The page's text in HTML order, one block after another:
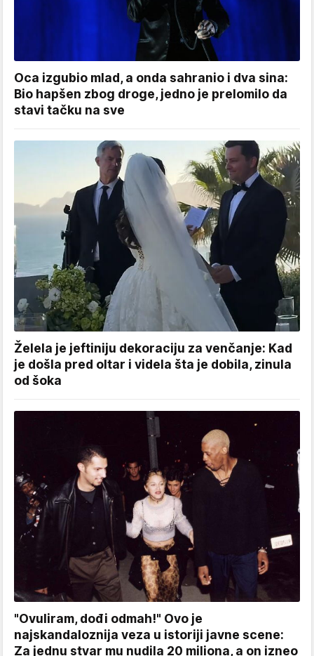
Oca izgubio mlad, a onda sahranio i dva sina:
Bio hapšen zbog droge, jedno je prelomilo da
stavi tačku na sve
Želela je jeftiniju dekoraciju za venčanje: Kad
je došla pred oltar i videla šta je dobila, zinula
od šoka
"Ovuliram, dođi odmah!" Ovo je
najskandaloznija veza u istoriji javne scene:
Za jednu stvar mu nudila 20 miliona, a on izneo